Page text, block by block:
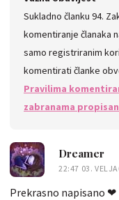
Sukladno članku 94.
komentiranje članaka
samo registriranim
komentirati članke
Pravilima
zabranama
Dreamer
22:47 03.
Prekrasno napisano ❤